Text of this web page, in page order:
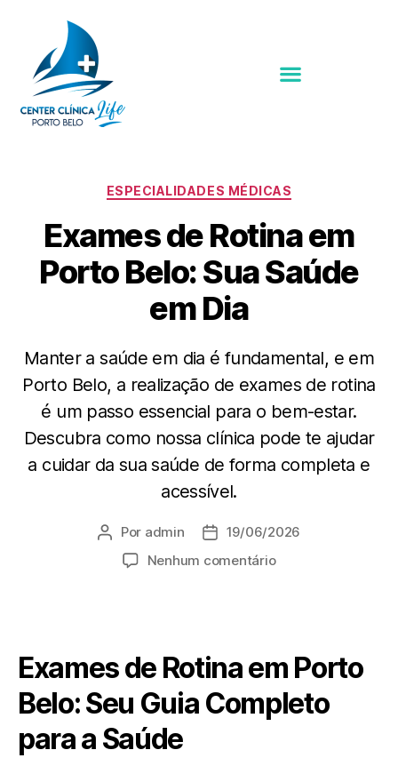
ESPECIALIDADES MÉDICAS
Exames de Rotina em
Porto Belo: Sua Saúde
em Dia
Manter a saúde em dia é fundamental, e em
Porto Belo, a realização de exames de rotina
é um passo essencial para o bem-estar.
Descubra como nossa clínica pode te ajudar
a cuidar da sua saúde de forma completa e
acessível.
Por admin
19/06/2026
Nenhum comentário
Exames de Rotina em Porto
Belo: Seu Guia Completo
para a Saúde